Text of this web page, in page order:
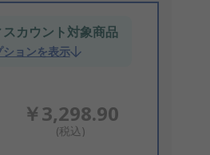
カウント対象商品
ョンを表示
￥3,298.90
(税込)